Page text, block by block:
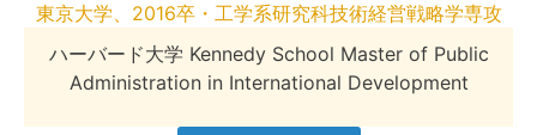
東京大学、2016卒・工学系研究科技術経営戦略学専攻
ハーバード大学 Kennedy School Master of Public
Administration in International Development